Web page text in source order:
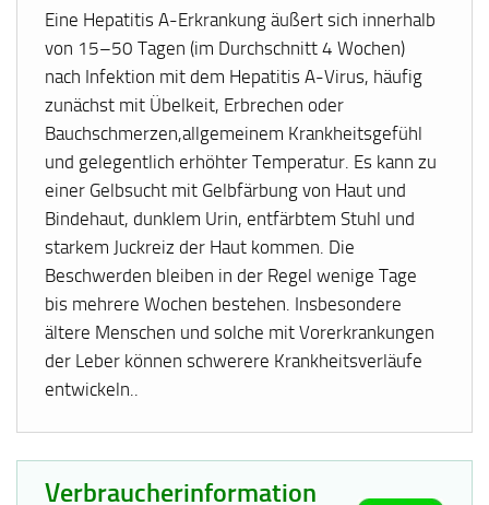
Eine Hepatitis A-Erkrankung äußert sich innerhalb
von 15–50 Tagen (im Durchschnitt 4 Wochen)
nach Infektion mit dem Hepatitis A-Virus, häufig
zunächst mit Übelkeit, Erbrechen oder
Bauchschmerzen,allgemeinem Krankheitsgefühl
und gelegentlich erhöhter Temperatur. Es kann zu
einer Gelbsucht mit Gelbfärbung von Haut und
Bindehaut, dunklem Urin, entfärbtem Stuhl und
starkem Juckreiz der Haut kommen. Die
Beschwerden bleiben in der Regel wenige Tage
bis mehrere Wochen bestehen. Insbesondere
ältere Menschen und solche mit Vorerkrankungen
der Leber können schwerere Krankheitsverläufe
entwickeln..
Verbraucherinformation